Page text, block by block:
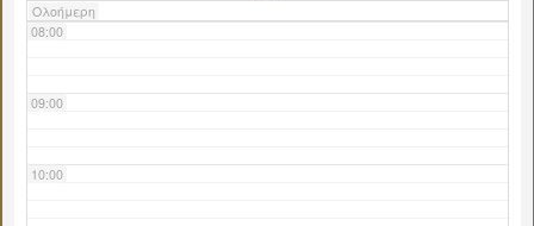
Ολοήμερη
08:00
09:00
10:00